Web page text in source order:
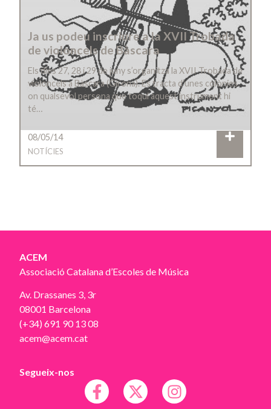
Ja us podeu inscriure a la XVII Trobada
de violoncels de Bàscara
Els dies 27, 28 i 29 de juny s’organitza la XVII Trobada de
violoncels a Bàscara (Girona). Es tracta d’unes colònies
on qualsevol persona que toqui aquest instrument hi
té…
08/05/14
NOTÍCIES
ACEM
Associació Catalana d’Escoles de Música
Av. Drassanes 3, 3r
08001 Barcelona
(+34) 691 90 13 08
acem@acem.cat
Segueix-nos